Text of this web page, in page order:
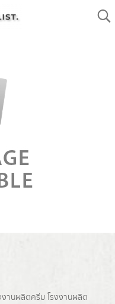
งานผลิตครีม โรงงานผลิต